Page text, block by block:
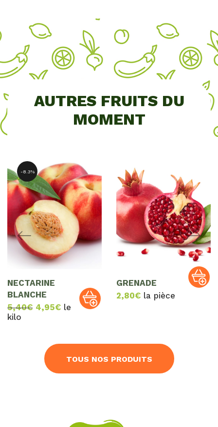
AUTRES FRUITS DU
MOMENT
8.3%
NECTARINE
BLANCHE
5,40€ Le
5,40€.
4,95€Le
4,95€.
le
kilo
GRENADE
2,80€ la pièce
TOUS NOS PRODUITS